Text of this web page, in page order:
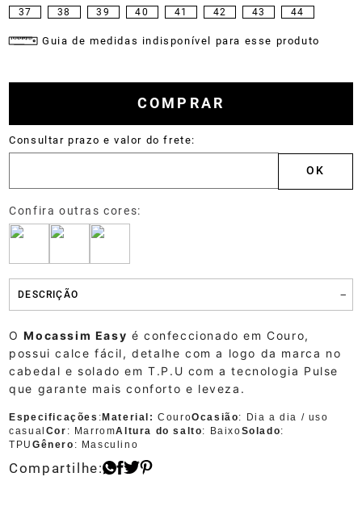
37 38 39 40 41 42 43 44
Guia de medidas indisponível para esse produto
COMPRAR
DESCRIÇÃO
OMocassim Easy é confeccionado em Couro,
possui calce fácil, detalhe com a logo da marca no
cabedal e solado em T.P.U com a tecnologia Pulse
que garante mais conforto e leveza.
Especificações : Material: CouroOcasião: Dia a dia / uso
casual Cor : MarromAltura do salto: BaixoSolado:
TPUGênero : Masculino